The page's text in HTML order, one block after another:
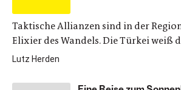
Taktische Allianzen sind in der
Elixier des Wandels. Die Türkei weiß
Lutz Herden